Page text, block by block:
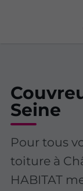
Seine
Pour tous
toiture à
HABITAT